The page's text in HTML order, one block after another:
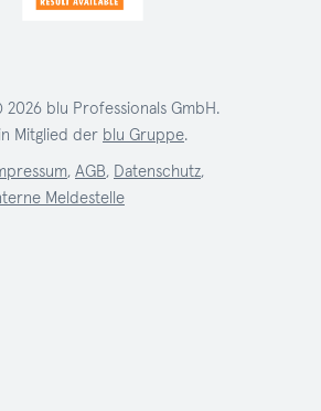
2026 blu Professionals GmbH.
Mitglied der blu Gruppe.
, AGB, Datenschutz,
Meldestelle